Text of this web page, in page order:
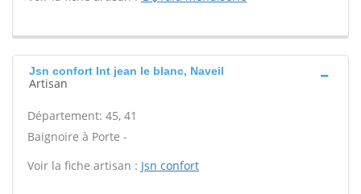
Jsn confort Int jean le blanc, Naveil
Artisan
Département: 45, 41
Baignoire à Porte -
Voir la fiche artisan : Jsn confort